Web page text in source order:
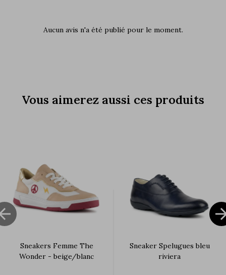
Aucun avis n'a été publié pour le moment.
Vous aimerez aussi ces produits
Sneakers Femme The
Wonder - beige/blanc
Sneaker Spelugues bleu
riviera